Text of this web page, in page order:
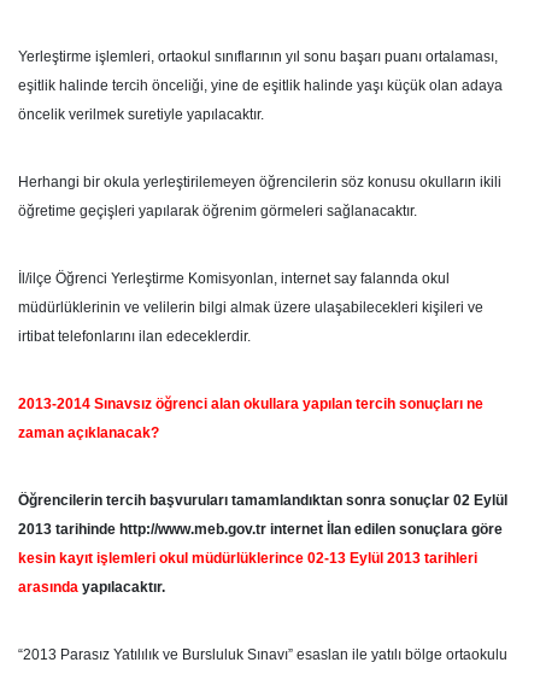
Yerleştirme işlemleri, ortaokul sınıflarının yıl sonu başarı puanı ortalaması,
eşitlik halinde tercih önceliği, yine de eşitlik halinde yaşı küçük olan adaya
öncelik verilmek suretiyle yapılacaktır.
Herhangi bir okula yerleştirilemeyen öğrencilerin söz konusu okulların ikili
öğretime geçişleri yapılarak öğrenim görmeleri sağlanacaktır.
İl/ilçe Öğrenci Yerleştirme Komisyonlan, internet say falannda okul
müdürlüklerinin ve velilerin bilgi almak üzere ulaşabilecekleri kişileri ve
irtibat telefonlarını ilan edeceklerdir.
2013-2014 Sınavsız öğrenci alan okullara yapılan tercih sonuçları ne
zaman açıklanacak?
Öğrencilerin tercih başvuruları tamamlandıktan sonra sonuçlar 02 Eylül
2013 tarihinde http://www.meb.gov.tr internet İlan edilen sonuçlara göre
kesin kayıt işlemleri okul müdürlüklerince 02-13 Eylül 2013 tarihleri
arasında yapılacaktır.
“2013 Parasız Yatılılık ve Bursluluk Sınavı” esaslan ile yatılı bölge ortaokulu